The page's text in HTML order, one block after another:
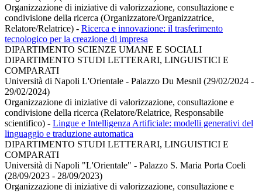
Organizzazione di iniziative di valorizzazione, consultazione e
condivisione della ricerca (Organizzatore/Organizzatrice,
Relatore/Relatrice) - Ricerca e innovazione: il trasferimento
tecnologico per la creazione di impresa
DIPARTIMENTO SCIENZE UMANE E SOCIALI
DIPARTIMENTO STUDI LETTERARI, LINGUISTICI E
COMPARATI
Università di Napoli L'Orientale - Palazzo Du Mesnil (29/02/2024 -
29/02/2024)
Organizzazione di iniziative di valorizzazione, consultazione e
condivisione della ricerca (Relatore/Relatrice, Responsabile
scientifico) - Lingue e Intelligenza Artificiale: modelli generativi del
linguaggio e traduzione automatica
DIPARTIMENTO STUDI LETTERARI, LINGUISTICI E
COMPARATI
Università di Napoli "L'Orientale" - Palazzo S. Maria Porta Coeli
(28/09/2023 - 28/09/2023)
Organizzazione di iniziative di valorizzazione, consultazione e